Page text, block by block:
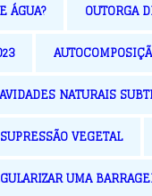
ÁGUA? OUTORGA
NATURAIS
VEGETAL
UMA